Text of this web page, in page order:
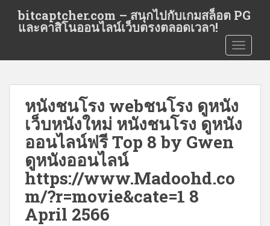
t
bitcaptcher.com – สนุกไปกับเกมสล็อต PG
และคาสิโนออนไลน์เว็บตรงตลอดเวลา!
หนังชนโรง webชนโรง ดูหนัง
เว็บหนังใหม่ หนังชนโรง ดูหนัง
ออนไลน์ฟรี Top 8 by Gwen
ดูหนังออนไลน์
https://www.Madoohd.co
m/?r=movie&cate=1 8
April 2566